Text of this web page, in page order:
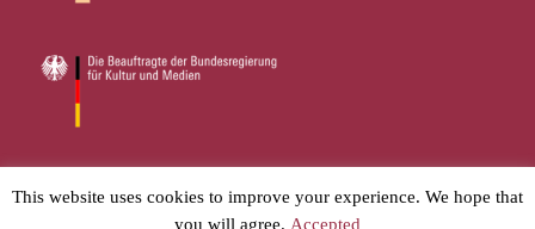
© 2026 Stiftung Kirchenburgen– Alle Rechte vorbehalten
This website uses cookies to improve your experience. We hope that
you will agree. Accepted